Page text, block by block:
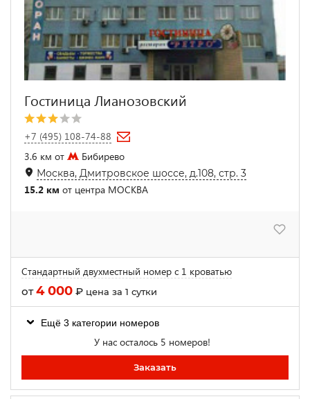
Гостиница Лианозовский
+7 (495) 108-74-88
3.6 км от
Бибирево
Москва, Дмитровское шоссе, д.108, стр. 3
15.2 км от центра МОСКВА
Стандартный двухместный номер с 1 кроватью
от4 000 ₽ цена за 1 сутки
Ещё 3 категории номеров
У нас осталось 5 номеров!
Заказать